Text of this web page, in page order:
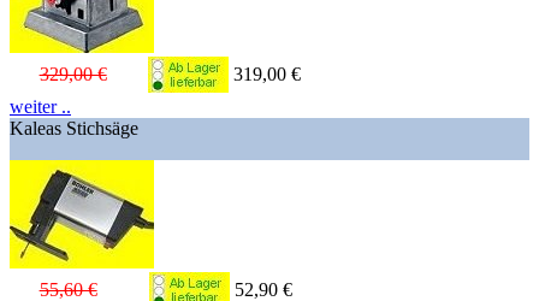
329,00 €
319,00 €
weiter ..
Kaleas Stichsäge
55,60 €
52,90 €